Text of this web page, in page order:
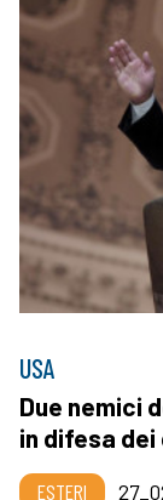
USA
Due nemici
in difesa
ESTERI